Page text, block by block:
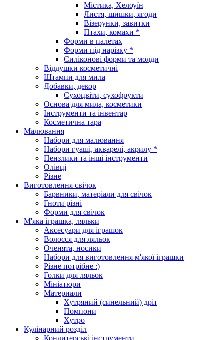
Містика, Хелоуїн
Листя, шишки, ягоди
Візерунки, завитки
Птахи, комахи *
Форми в палетах
Форми під нарізку *
Силіконові форми та молди
Віддушки косметичні
Штампи для мила
Добавки, декор
Сухоцвіти, сухофрукти
Основа для мила, косметики
Інструменти та інвентар
Косметична тара
Малювання
Набори для малювання
Набори гуаші, акварелі, акрилу *
Пензлики та інші інструменти
Олівці
Різне
Виготовлення свічок
Барвники, матеріали для свічок
Гноти різні
Форми для свічок
М'яка іграшка, ляльки
Аксесуари для іграшок
Волосся для ляльок
Оченята, носики
Набори для виготовлення м'якої іграшки
Різне потрібне :)
Голки для ляльок
Мініатюри
Материали
Хутряний (синельний) дріт
Помпони
Хутро
Кулінарний розділ
Кондитерські інструменти